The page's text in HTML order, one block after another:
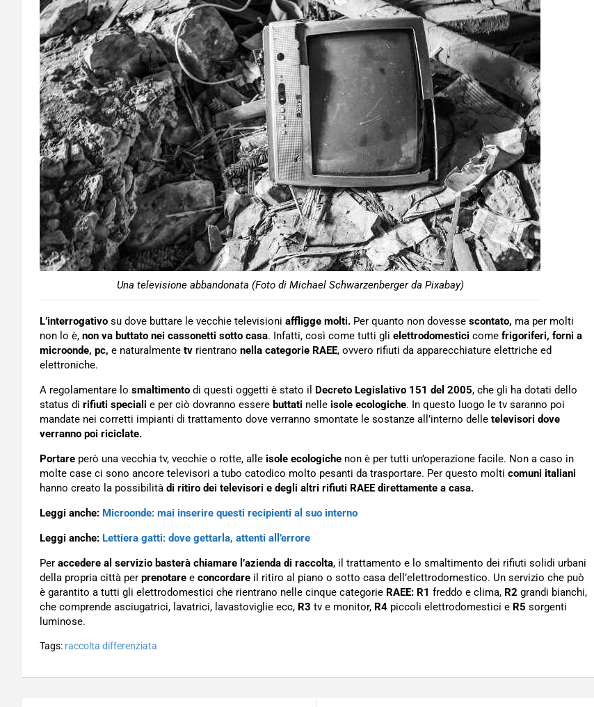
Una televisione abbandonata (Foto di Michael Schwarzenberger da Pixabay)
L’interrogativo su dove buttare le vecchie televisioni affligge molti. Per quanto non dovesse scontato, ma per molti
non lo è, non va buttato nei cassonetti sotto casa. Infatti, così come tutti gli elettrodomestici come frigoriferi, forni a
microonde, pc, e naturalmente tv rientrano nella categorie RAEE, ovvero rifiuti da apparecchiature elettriche ed
elettroniche.
A regolamentare lo smaltimento di questi oggetti è stato il Decreto Legislativo 151 del 2005, che gli ha dotati dello
status di rifiuti speciali e per ciò dovranno essere buttati nelle isole ecologiche. In questo luogo le tv saranno poi
mandate nei corretti impianti di trattamento dove verranno smontate le sostanze all’interno delle televisori dove
verranno poi riciclate.
Portare però una vecchia tv, vecchie o rotte, alle isole ecologiche non è per tutti un’operazione facile. Non a caso in
molte case ci sono ancore televisori a tubo catodico molto pesanti da trasportare. Per questo molti comuni italiani
hanno creato la possibilità di ritiro dei televisori e degli altri rifiuti RAEE direttamente a casa.
Leggi anche: Microonde: mai inserire questi recipienti al suo interno
Leggi anche: Lettiera gatti: dove gettarla, attenti all’errore
Per accedere al servizio basterà chiamare l’azienda di raccolta, il trattamento e lo smaltimento dei rifiuti solidi urbani
della propria città per prenotare e concordare il ritiro al piano o sotto casa dell’elettrodomestico. Un servizio che può
è garantito a tutti gli elettrodomestici che rientrano nelle cinque categorie RAEE: R1 freddo e clima, R2 grandi bianchi,
che comprende asciugatrici, lavatrici, lavastoviglie ecc, R3 tv e monitor, R4 piccoli elettrodomestici e R5 sorgenti
luminose.
Tags: raccolta differenziata